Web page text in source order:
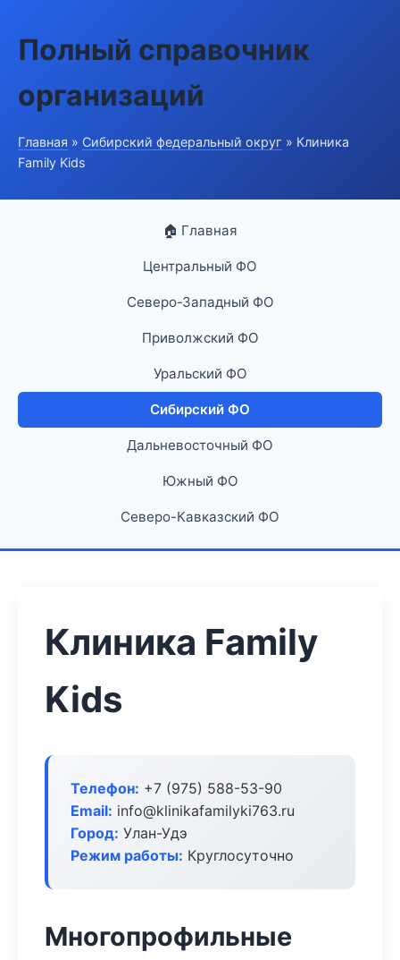
Полный справочник
организаций
Главная » Сибирский федеральный округ » Клиника
Family Kids
🏠 Главная
Центральный ФО
Северо-Западный ФО
Приволжский ФО
Уральский ФО
Сибирский ФО
Дальневосточный ФО
Южный ФО
Северо-Кавказский ФО
Клиника Family
Kids
Телефон: +7 (975) 588-53-90
Email: info@klinikafamilyki763.ru
Город: Улан-Удэ
Режим работы: Круглосуточно
Многопрофильные